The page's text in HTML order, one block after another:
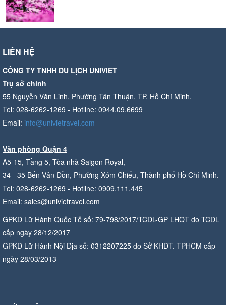
LIÊN HỆ
CÔNG TY TNHH DU LỊCH UNIVIET
Trụ sở chính
55 Nguyễn Văn Linh, Phường Tân Thuận, TP. Hồ Chí Minh.
Tel: 028-6262-1269 - Hotline: 0944.09.6699
Email: info@univietravel.com
Văn phòng Quận 4
A5-15, Tầng 5, Tòa nhà Saigon Royal,
34 - 35 Bến Vân Đồn, Phường Xóm Chiếu, Thành phố Hồ Chí Minh.
Tel: 028-6262-1269 - Hotline: 0909.111.445
Email: sales@univietravel.com
GPKD Lữ Hành Quốc Tế số: 79-798/2017/TCDL-GP LHQT do TCDL
cấp ngày 28/12/2017
GPKD Lữ Hành Nội Địa số: 0312207225 do Sở KHĐT. TPHCM cấp
ngày 28/03/2013